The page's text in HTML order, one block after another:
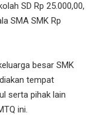
SD Rp 25.000,00,
SMA SMK Rp
besar SMK
tempat
serta pihak lain
ini.